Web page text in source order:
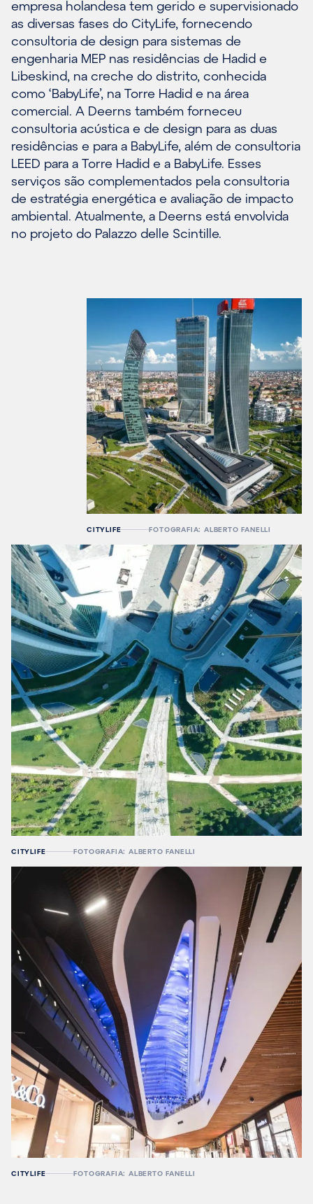
empresa holandesa tem gerido e supervisionado
as diversas fases do CityLife, fornecendo
consultoria de design para sistemas de
engenharia MEP nas residências de Hadid e
Libeskind, na creche do distrito, conhecida
como ‘BabyLife’, na Torre Hadid e na área
comercial. A Deerns também forneceu
consultoria acústica e de design para as duas
residências e para a BabyLife, além de consultoria
LEED para a Torre Hadid e a BabyLife. Esses
serviços são complementados pela consultoria
de estratégia energética e avaliação de impacto
ambiental. Atualmente, a Deerns está envolvida
no projeto do Palazzo delle Scintille.
CITYLIFE FOTOGRAFIA: ALBERTO FANELLI
CITYLIFE FOTOGRAFIA: ALBERTO FANELLI
CITYLIFE FOTOGRAFIA: ALBERTO FANELLI